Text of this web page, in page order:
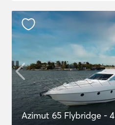
Azimut 65 Flybridge -